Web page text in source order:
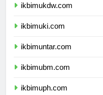
ikbimukdw.com
ikbimuki.com
ikbimuntar.com
ikbimubm.com
ikbimuph.com